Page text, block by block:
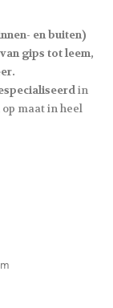
en buiten)
gips tot leem,
in
maat in heel